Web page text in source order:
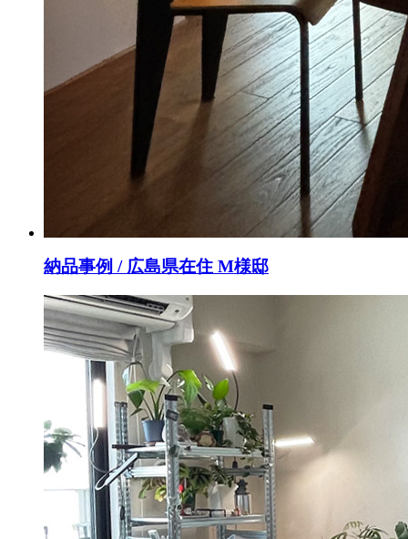
納品事例 / 広島県在住 M様邸